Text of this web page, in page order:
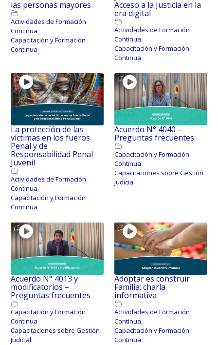
las personas mayores
Actividades de Formación
Continua,
Capacitación y Formación
Continua
Acceso a la Justicia en la
era digital
Actividades de Formación
Continua,
Capacitación y Formación
Continua
La protección de las
víctimas en los fueros
Penal y de
Responsabilidad Penal
Juvenil
Actividades de Formación
Continua,
Capacitación y Formación
Continua
Acuerdo N° 4040 –
Preguntas frecuentes
Capacitación y Formación
Continua,
Capacitaciones sobre Gestión
Judicial
Acuerdo N° 4013 y
modificatorios –
Preguntas frecuentes
Capacitación y Formación
Continua,
Capacitaciones sobre Gestión
Judicial
Adoptar es construir
Familia: charla
informativa
Actividades de Formación
Continua,
Capacitación y Formación
Continua